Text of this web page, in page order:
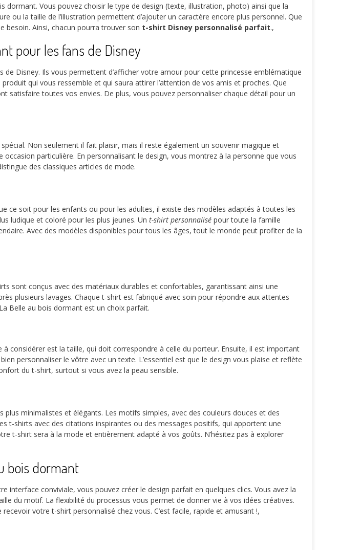
Vous pouvez choisir le type de design (texte, illustration, photo) ainsi que la
ou la taille de l’illustration permettent d’ajouter un caractère encore plus personnel. Que
besoin. Ainsi, chacun pourra trouver son t-shirt Disney personnalisé parfait.,
pour les fans de Disney
Disney. Ils vous permettent d’afficher votre amour pour cette princesse emblématique
qui vous ressemble et qui saura attirer l’attention de vos amis et proches. Que
satisfaire toutes vos envies. De plus, vous pouvez personnaliser chaque détail pour un
Non seulement il fait plaisir, mais il reste également un souvenir magique et
particulière. En personnalisant le design, vous montrez à la personne que vous
des classiques articles de mode.
soit pour les enfants ou pour les adultes, il existe des modèles adaptés à toutes les
ludique et coloré pour les plus jeunes. Un t-shirt personnalisé pour toute la famille
Avec des modèles disponibles pour tous les âges, tout le monde peut profiter de la
sont conçus avec des matériaux durables et confortables, garantissant ainsi une
plusieurs lavages. Chaque t-shirt est fabriqué avec soin pour répondre aux attentes
Belle au bois dormant est un choix parfait.
considérer est la taille, qui doit correspondre à celle du porteur. Ensuite, il est important
personnaliser le vôtre avec un texte. L’essentiel est que le design vous plaise et reflète
du t-shirt, surtout si vous avez la peau sensible.
minimalistes et élégants. Les motifs simples, avec des couleurs douces et des
t-shirts avec des citations inspirantes ou des messages positifs, qui apportent une
t-shirt sera à la mode et entièrement adapté à vos goûts. N’hésitez pas à explorer
bois dormant
conviviale, vous pouvez créer le design parfait en quelques clics. Vous avez la
du motif. La flexibilité du processus vous permet de donner vie à vos idées créatives.
votre t-shirt personnalisé chez vous. C’est facile, rapide et amusant !,